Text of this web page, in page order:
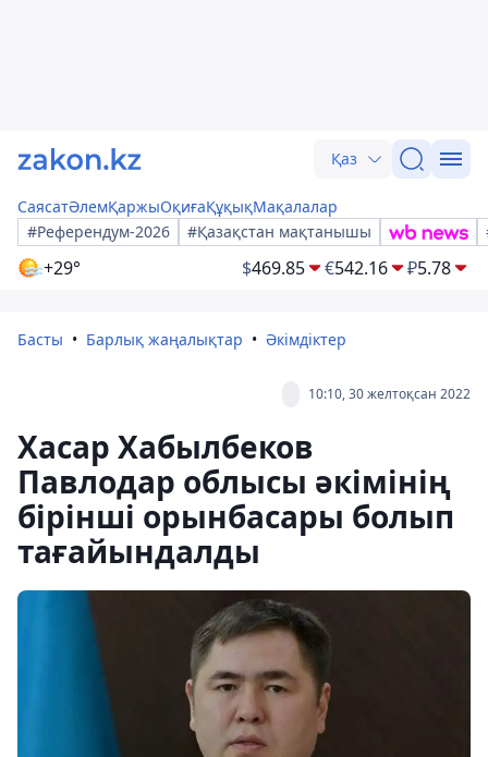
Қаз
СаясатӘлемҚаржыОқиғаҚұқықМақалалар
#Референдум-2026
#Қазақстан мақтанышы
+29° $469.85 €542.16 ₽5.78
Басты Барлық жаңалықтар Әкімдіктер
10:10, 30 желтоқсан 2022
Хасар Хабылбеков
Павлодар облысы әкімінің
бірінші орынбасары болып
тағайындалды